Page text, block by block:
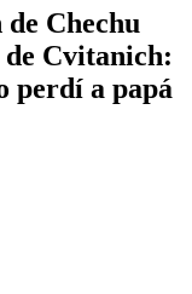
Chechu
de Cvitanich:
perdí a papá